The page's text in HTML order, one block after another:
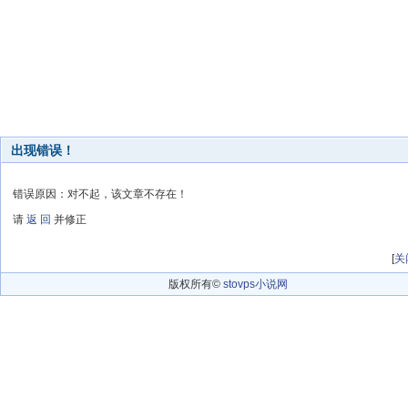
出现错误！
错误原因：对不起，该文章不存在！
请 返 回 并修正
[关
版权所有© stovps小说网